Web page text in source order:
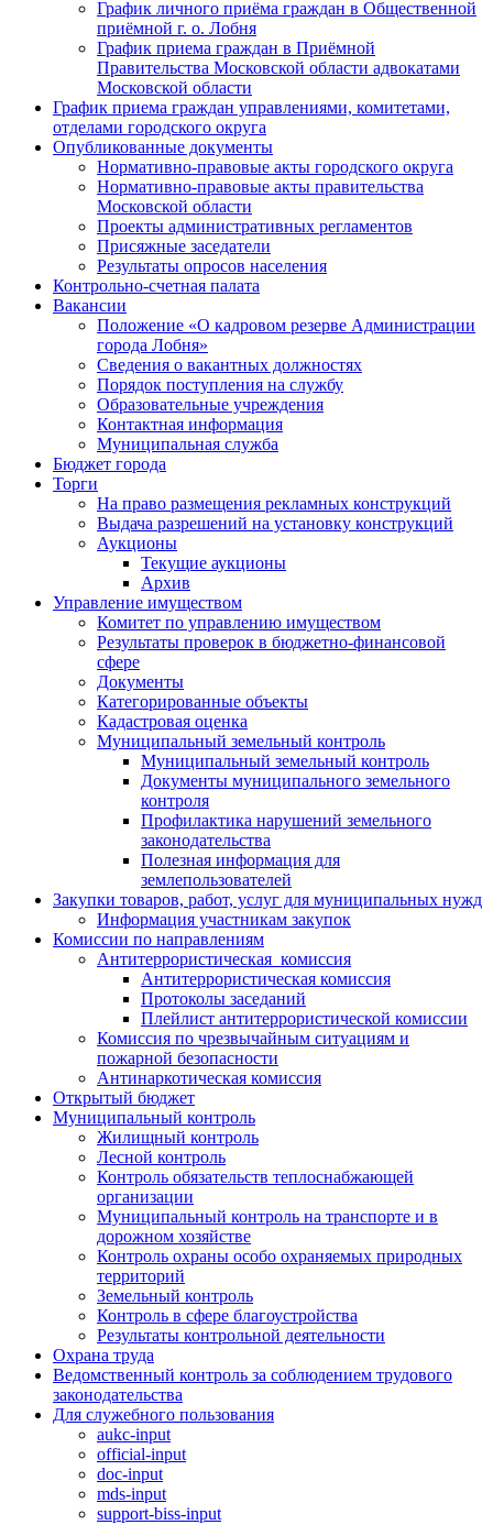
График личного приёма граждан в Общественной
приёмной г. о. Лобня
График приема граждан в Приёмной
Правительства Московской области адвокатами
Московской области
График приема граждан управлениями, комитетами,
отделами городского округа
Опубликованные документы
Нормативно-правовые акты городского округа
Нормативно-правовые акты правительства
Московской области
Проекты административных регламентов
Присяжные заседатели
Результаты опросов населения
Контрольно-счетная палата
Вакансии
Положение «О кадровом резерве Администрации
города Лобня»
Сведения о вакантных должностях
Порядок поступления на службу
Образовательные учреждения
Контактная информация
Муниципальная служба
Бюджет города
Торги
На право размещения рекламных конструкций
Выдача разрешений на установку конструкций
Аукционы
Текущие аукционы
Архив
Управление имуществом
Комитет по управлению имуществом
Результаты проверок в бюджетно-финансовой
сфере
Документы
Категорированные объекты
Кадастровая оценка
Муниципальный земельный контроль
Муниципальный земельный контроль
Документы муниципального земельного
контроля
Профилактика нарушений земельного
законодательства
Полезная информация для
землепользователей
Закупки товаров, работ, услуг для муниципальных нужд
Информация участникам закупок
Комиссии по направлениям
Антитеррористическая комиссия
Антитеррористическая комиссия
Протоколы заседаний
Плейлист антитеррористической комиссии
Комиссия по чрезвычайным ситуациям и
пожарной безопасности
Антинаркотическая комиссия
Открытый бюджет
Муниципальный контроль
Жилищный контроль
Лесной контроль
Контроль обязательств теплоснабжающей
организации
Муниципальный контроль на транспорте и в
дорожном хозяйстве
Контроль охраны особо охраняемых природных
территорий
Земельный контроль
Контроль в сфере благоустройства
Результаты контрольной деятельности
Охрана труда
Ведомственный контроль за соблюдением трудового
законодательства
Для служебного пользования
aukc-input
official-input
doc-input
mds-input
support-biss-input